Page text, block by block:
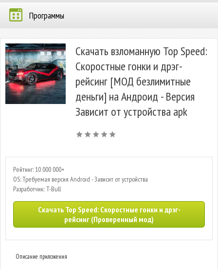
Программы
Скачать взломанную Top Speed:
Скоростные гонки и дрэг-
рейсинг [МОД безлимитные
деньги] на Андроид - Версия
Зависит от устройства apk
Рейтинг: 10 000 000+
OS: Требуемая версия Android - Зависит от устройства
Разработчик: T-Bull
Скачать Top Speed: Скоростные гонки и дрэг-
рейсинг (Проверенный мод)
Описание приложения